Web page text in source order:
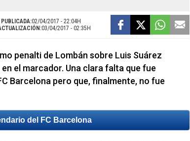
02/04/2017 - 22:04H
03/04/2017 - 02:35H
penalti de Lombán sobre Luis Suárez
el marcador. Una clara falta que fue
Barcelona pero que, finalmente, no fue
del FC Barcelona